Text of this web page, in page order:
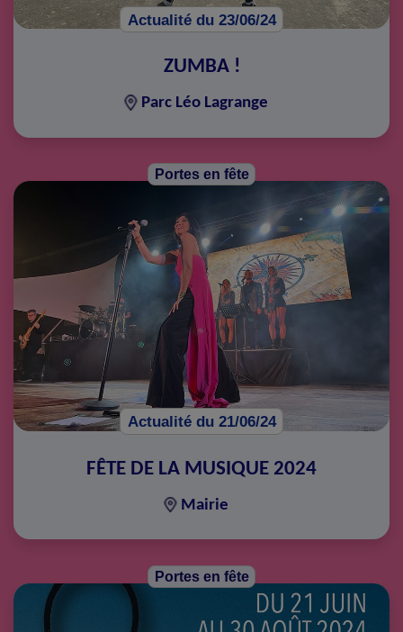
Actualité du 23/06/24
ZUMBA !
Parc Léo Lagrange
Portes en fête
Actualité du 21/06/24
FÊTE DE LA MUSIQUE 2024
Mairie
Portes en fête